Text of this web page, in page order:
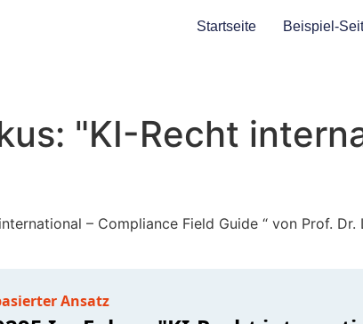
Startseite Beispiel-
"KI-Recht
– Compliance Field Guide “ von Prof.